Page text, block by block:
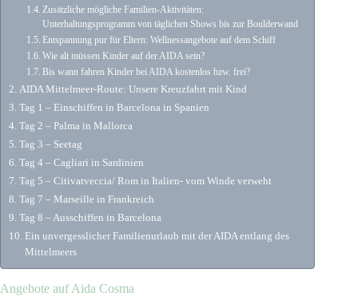
Zusätzliche mögliche Familien-Aktivitäten:
Unterhaltungsprogramm von täglichen Shows bis zur Boulderwand
Entspannung pur für Eltern: Wellnessangebote auf dem Schiff
Wie alt müssen Kinder auf der AIDA sein?
Bis wann fahren Kinder bei AIDA kostenlos bzw. frei?
AIDA Mittelmeer-Route: Unsere Kreuzfahrt mit Kind
Tag 1 – Einschiffen in Barcelona in Spanien
Tag 2 – Palma in Mallorca
Tag 3 – Seetag
Tag 4 – Cagliari in Sardinien
Tag 5 – Citivatveccia/ Rom in Italien- vom Winde verweht
Tag 7 – Marseille in Frankreich
Tag 8 – Ausschiffen in Barcelona
Ein unvergesslicher Familienurlaub mit der AIDA entlang des
Mittelmeers
Angebote auf Aida Cosma